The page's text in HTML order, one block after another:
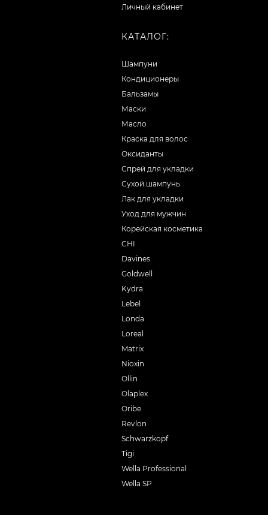
Личный кабинет
КАТАЛОГ:
Шампуни
Кондиционеры
Бальзамы
Маски
Масло
Краска для волос
Оксиданты
Спрей для укладки
Сухой шампунь
Лак для укладки
Уход для мужчин
Корейская косметика
CHI
Davines
Goldwell
Kydra
Lebel
Londa
Loreal
Matrix
Nioxin
Ollin
Olaplex
Oribe
Revlon
Schwarzkopf
Tigi
Wella Professional
Wella SP